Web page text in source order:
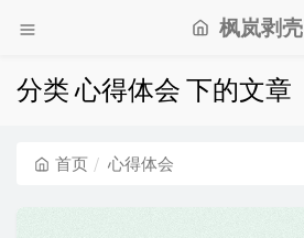
枫岚剥壳
分类 心得体会 下的文章
首页 心得体会